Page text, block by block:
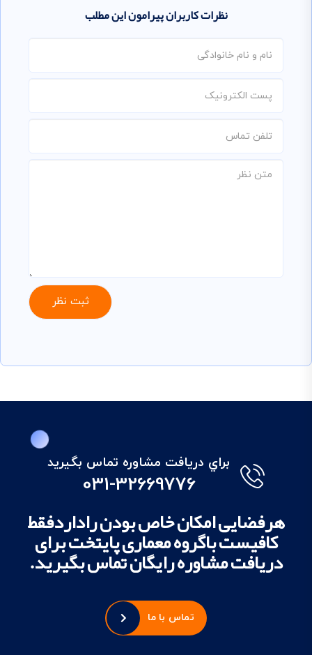
نظرات کاربران پیرامون این مطلب
براي دريافت مشاوره تماس بگيريد
031-32669776
هرفضایی امکان خاص بودن راداردفقط
کافیست باگروه معماری پایتخت برای
دریافت مشاوره رایگان تماس بگیرید.
تماس با ما